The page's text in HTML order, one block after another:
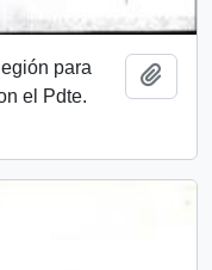
para
el Pdte.